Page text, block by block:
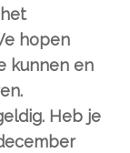
hopen
kunnen en
Heb je